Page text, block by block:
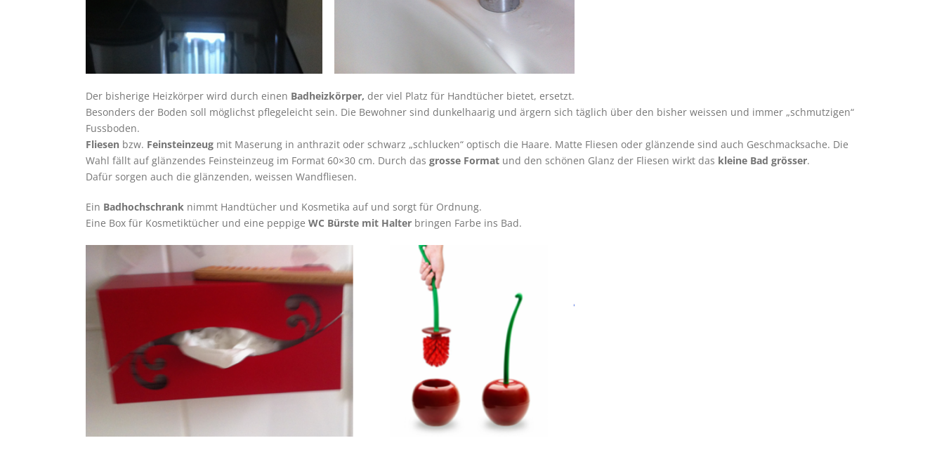
Der bisherige Heizkörper wird durch einen Badheizkörper, der viel Platz für Handtücher bietet, ersetzt.
Besonders der Boden soll möglichst pflegeleicht sein. Die Bewohner sind dunkelhaarig und ärgern sich täglich über den bisher weissen und immer „schmutzigen“
Fussboden.
Fliesen bzw. Feinsteinzeug mit Maserung in anthrazit oder schwarz „schlucken“ optisch die Haare. Matte Fliesen oder glänzende sind auch Geschmacksache. Die
Wahl fällt auf glänzendes Feinsteinzeug im Format 60×30 cm. Durch das grosse Format und den schönen Glanz der Fliesen wirkt das kleine Bad grösser.
Dafür sorgen auch die glänzenden, weissen Wandfliesen.
Ein Badhochschrank nimmt Handtücher und Kosmetika auf und sorgt für Ordnung.
Eine Box für Kosmetiktücher und eine peppige WC Bürste mit Halter bringen Farbe ins Bad.